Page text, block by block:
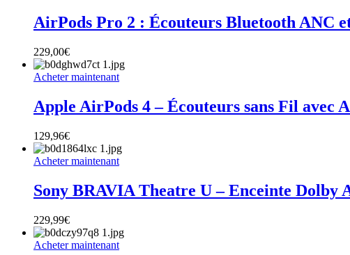
AirPods Pro 2 : Écouteurs Bluetooth ANC
229,00€
Acheter maintenant
Apple AirPods 4 – Écouteurs sans Fil avec
129,96€
Acheter maintenant
Sony BRAVIA Theatre U – Enceinte Dolby
229,99€
Acheter maintenant